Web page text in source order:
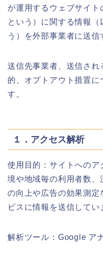
が運用するウェブサイト
という）に関する情報
う）を外部事業者に送信
送信先事業者、送信され
的、オプトアウト措置
す。
１．アクセス解析
使用目的：サイトへのア
境や地域毎の利用者数、
の向上や広告の効果測定
ビスに情報を送信してい
解析ツール：Google ア